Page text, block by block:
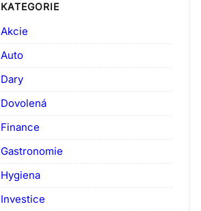
KATEGORIE
Akcie
Auto
Dary
Dovolená
Finance
Gastronomie
Hygiena
Investice